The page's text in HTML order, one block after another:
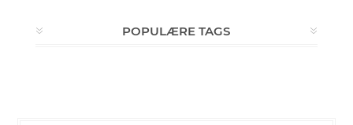
POPULÆRE TAGS